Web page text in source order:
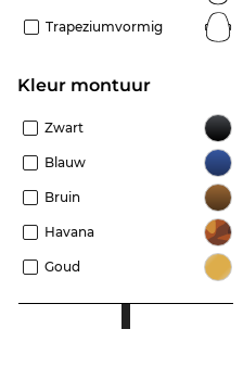
Trapeziumvormig
Kleur montuur
Zwart
Blauw
Bruin
Havana
Goud